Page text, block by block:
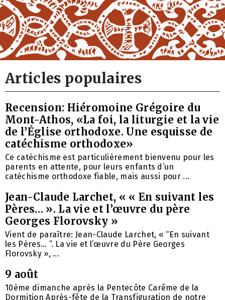
Articles populaires
Recension: Hiéromoine Grégoire du
Mont-Athos, «La foi, la liturgie et la vie
de l’Église orthodoxe. Une esquisse de
catéchisme orthodoxe»
Ce catéchisme est particulièrement bienvenu pour les
parents en attente, pour leurs enfants d’un
catéchisme orthodoxe fiable, mais aussi pour ...
Jean-Claude Larchet, « « En suivant les
Pères… ». La vie et l’œuvre du père
Georges Florovsky »
Vient de paraître: Jean-Claude Larchet, « “En suivant
les Pères… ”. La vie et l’œuvre du Père Georges
Florovsky », ...
9 août
10ème dimanche après la Pentecôte Carême de la
Dormition Après-fête de la Transfiguration de notre